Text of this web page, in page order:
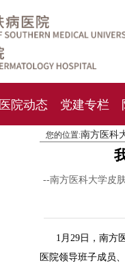
医院动态 党建专栏
就诊指南 人才
您的位置:南方医科
--南方医科大学皮
1月29日，南方
医院领导班子成员